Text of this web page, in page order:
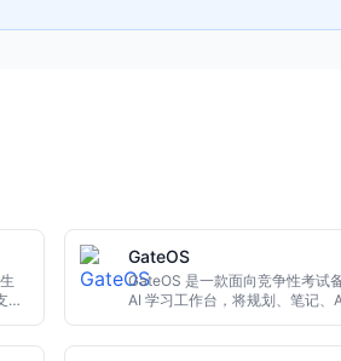
持
GateOS
GateOS 是一款面向竞争性考试
AI 学习工作台，将规划、笔记、